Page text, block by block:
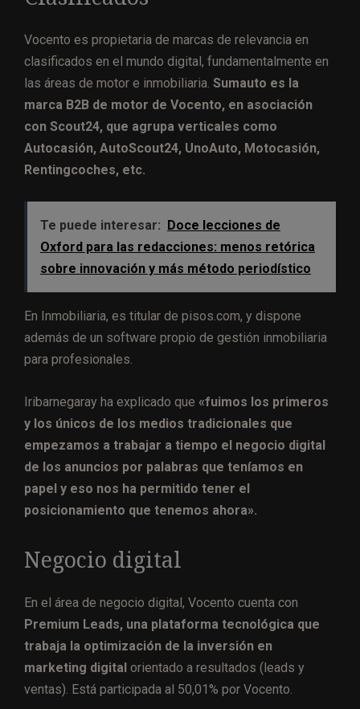
Vocento es propietaria de marcas de relevancia en
clasificados en el mundo digital, fundamentalmente en
las áreas de motor e inmobiliaria. Sumauto es la
marca B2B de motor de Vocento, en asociación
con Scout24, que agrupa verticales como
Autocasión, AutoScout24, UnoAuto, Motocasión,
Rentingcoches, etc.
Te puede interesar: Doce lecciones de
Oxford para las redacciones: menos retórica
sobre innovación y más método periodístico
En Inmobiliaria, es titular de pisos.com, y dispone
además de un software propio de gestión inmobiliaria
para profesionales.
Iribarnegaray ha explicado que «fuimos los primeros
y los únicos de los medios tradicionales que
empezamos a trabajar a tiempo el negocio digital
de los anuncios por palabras que teníamos en
papel y eso nos ha permitido tener el
posicionamiento que tenemos ahora».
Negocio digital
En el área de negocio digital, Vocento cuenta con
Premium Leads, una plataforma tecnológica que
trabaja la optimización de la inversión en
marketing digital orientado a resultados (leads y
ventas). Está participada al 50,01% por Vocento.